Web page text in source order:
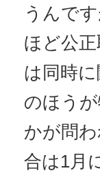
うんで
ほど公
は同時
のほう
かが問
合は1月